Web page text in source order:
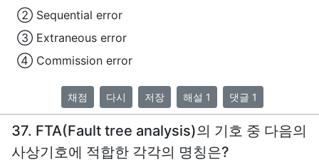
② Sequential error
③ Extraneous error
④ Commission error
채점 다시 저장 해설 1 댓글 1
37. FTA(Fault tree analysis)의 기호 중 다음의
사상기호에 적합한 각각의 명칭은?